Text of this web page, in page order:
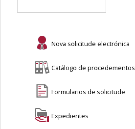
Nova solicitude electrónica
Catálogo de procedementos
Formularios de solicitude
Expedientes